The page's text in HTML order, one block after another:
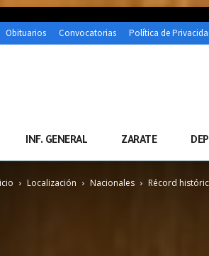
Obituarios Convocatorias Política de
INF. GENERAL ZARATE
Localización Nacionales Récord